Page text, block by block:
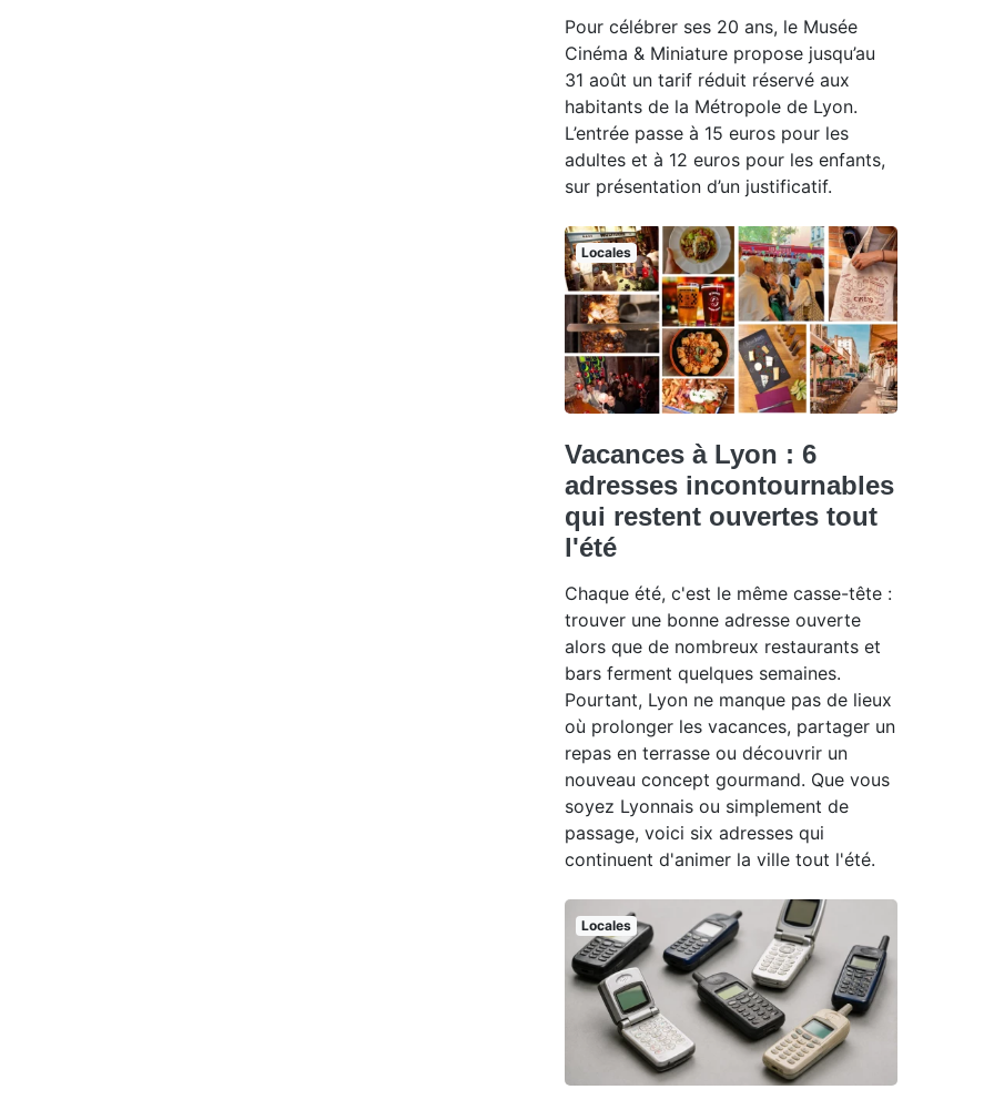
Pour célébrer ses 20 ans, le Musée
Cinéma & Miniature propose jusqu’au
31 août un tarif réduit réservé aux
habitants de la Métropole de Lyon.
L’entrée passe à 15 euros pour les
adultes et à 12 euros pour les enfants,
sur présentation d’un justificatif.
Locales
Vacances à Lyon : 6
adresses incontournables
qui restent ouvertes tout
l'été
Chaque été, c'est le même casse-tête :
trouver une bonne adresse ouverte
alors que de nombreux restaurants et
bars ferment quelques semaines.
Pourtant, Lyon ne manque pas de lieux
où prolonger les vacances, partager un
repas en terrasse ou découvrir un
nouveau concept gourmand. Que vous
soyez Lyonnais ou simplement de
passage, voici six adresses qui
continuent d'animer la ville tout l'été.
Locales